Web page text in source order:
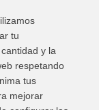
tu
y la
respetando
tus
mejorar